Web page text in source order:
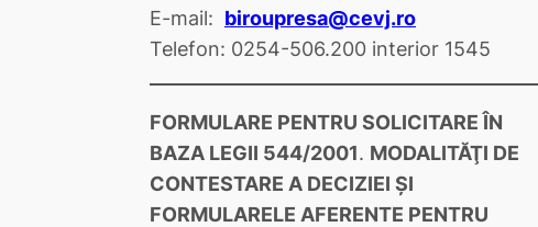
E-mail: biroupresa@cevj.ro
Telefon: 0254-506.200 interior 1545
FORMULARE PENTRU SOLICITARE ÎN
BAZA LEGII 544/2001. MODALITĂŢI DE
CONTESTARE A DECIZIEI ŞI
FORMULARELE AFERENTE PENTRU